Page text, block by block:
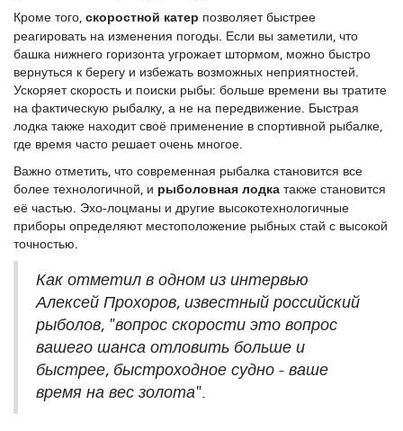
Кроме того, скоростной катер позволяет быстрее
реагировать на изменения погоды. Если вы заметили, что
башка нижнего горизонта угрожает штормом, можно быстро
вернуться к берегу и избежать возможных неприятностей.
Ускоряет скорость и поиски рыбы: больше времени вы тратите
на фактическую рыбалку, а не на передвижение. Быстрая
лодка также находит своё применение в спортивной рыбалке,
где время часто решает очень многое.
Важно отметить, что современная рыбалка становится все
более технологичной, и рыболовная лодка также становится
её частью. Эхо-лоцманы и другие высокотехнологичные
приборы определяют местоположение рыбных стай с высокой
точностью.
Как отметил в одном из интервью
Алексей Прохоров, известный российский
рыболов, "вопрос скорости это вопрос
вашего шанса отловить больше и
быстрее, быстроходное судно - ваше
время на вес золота".